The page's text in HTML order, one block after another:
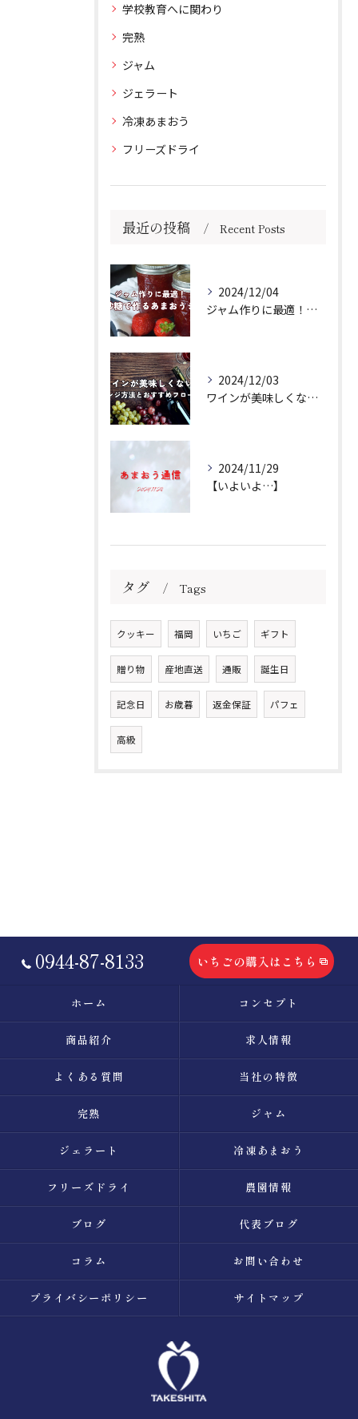
学校教育へに関わり
完熟
ジャム
ジェラート
冷凍あまおう
フリーズドライ
最近の投稿 Recent Posts
2024/12/04
ジャム作りに最適！きび砂糖で作るあまおうジャムの作り方
2024/12/03
ワインが美味しくない場合のアレンジ方法とおすすめフローズンをご紹介
2024/11/29
【いよいよ…】
タグ Tags
クッキー 福岡 いちご ギフト
贈り物 産地直送 通販 誕生日
記念日 お歳暮 返金保証 パフェ
高級
0944-87-8133 いちごの購入はこちら
ホーム コンセプト
商品紹介 求人情報
よくある質問 当社の特徴
完熟 ジャム
ジェラート 冷凍あまおう
フリーズドライ 農園情報
ブログ 代表ブログ
コラム お問い合わせ
プライバシーポリシー サイトマップ